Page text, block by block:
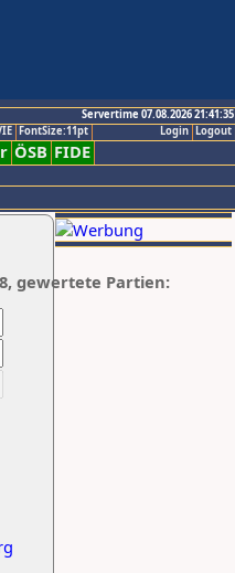
Servertime 07.08.2026 21:41:35
Logout
Login
FontSize:11pt
ÖSB FIDE
gewertete Partien: